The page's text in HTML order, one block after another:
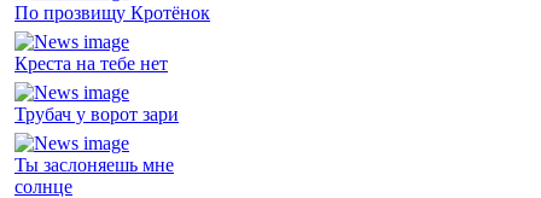
По прозвищу Кротёнок
Креста на тебе нет
Трубач у ворот зари
Ты заслоняешь мне
солнце